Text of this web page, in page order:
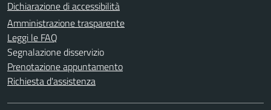
Dichiarazione di accessibilità
Amministrazione trasparente
Leggi le FAQ
Segnalazione disservizio
Prenotazione appuntamento
Richiesta d'assistenza